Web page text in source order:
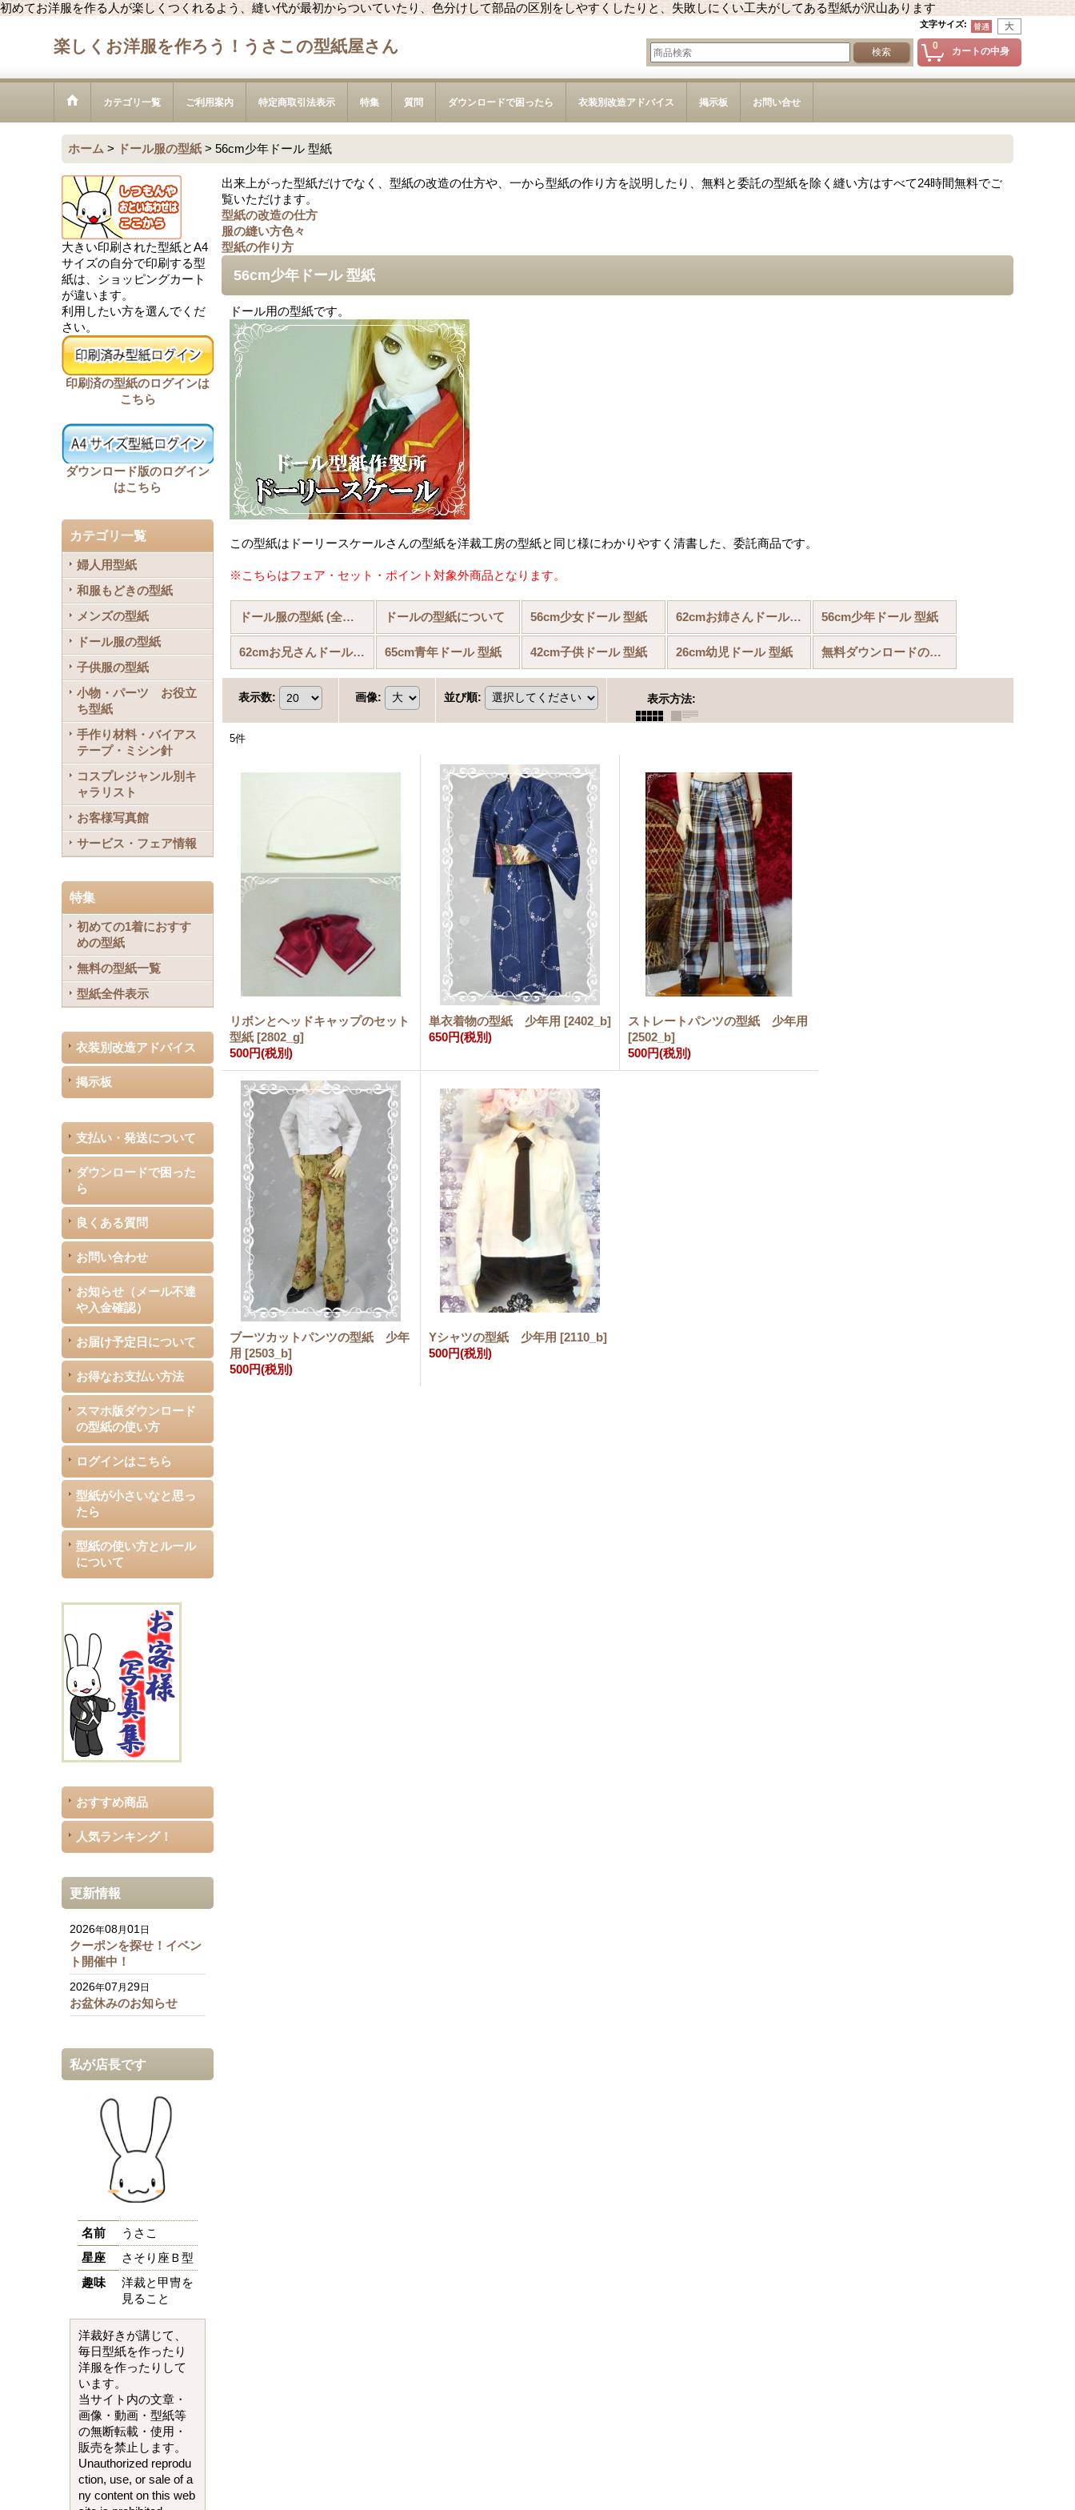
初めてお洋服を作る人が楽しくつくれるよう、縫い代が最初からついていたり、色分けして部品の区別をしやすくしたりと、失敗しにくい工夫がしてある型紙が沢山あります
文字サイズ:
楽しくお洋服を作ろう！うさこの型紙屋さん 0 カートの中身
カテゴリ一覧 ご利用案内 特定商取引法表示 特集 質問 ダウンロードで困ったら 衣装別改造アドバイス 掲示板 お問い合せ
ホーム > ドール服の型紙 > 56cm少年ドール 型紙
大きい印刷された型紙とA4
サイズの自分で印刷する型
紙は、ショッピングカート
が違います。
利用したい方を選んでくだ
さい。
印刷済の型紙のログインは
こちら
ダウンロード版のログイン
はこちら
カテゴリ一覧
婦人用型紙
和服もどきの型紙
メンズの型紙
ドール服の型紙
子供服の型紙
小物・パーツ お役立
ち型紙
手作り材料・バイアス
テープ・ミシン針
コスプレジャンル別キ
ャラリスト
お客様写真館
サービス・フェア情報
特集
初めての1着におすす
めの型紙
無料の型紙一覧
型紙全件表示
衣装別改造アドバイス
掲示板
支払い・発送について
ダウンロードで困った
ら
良くある質問
お問い合わせ
お知らせ（メール不達
や入金確認）
お届け予定日について
お得なお支払い方法
スマホ版ダウンロード
の型紙の使い方
ログインはこちら
型紙が小さいなと思っ
たら
型紙の使い方とルール
について
おすすめ商品
人気ランキング！
更新情報
2026年08月01 日
クーポンを探せ！イベン
ト開催中！
2026年07 月 29日
お盆休みのお知らせ
私が店長です
名前
うさこ
星座
さそり座Ｂ型
趣味
洋裁と甲冑を
見ること
洋裁好きが講じて、
毎日型紙を作ったり
洋服を作ったりして
います。
当サイト内の文章・
画像・動画・型紙等
の無断転載・使用・
販売を禁止します。
Unauthorized reprodu
ction, use, or sale of a
ny content on this web
出来上がった型紙だけでなく、型紙の改造の仕方や、一から型紙の作り方を説明したり、無料と委託の型紙を除く縫い方はすべて24時間無料でご
覧いただけます。
型紙の改造の仕方
服の縫い方色々
型紙の作り方
56cm少年ドール 型紙
ドール用の型紙です。
この型紙はドーリースケールさんの型紙を洋裁工房の型紙と同じ様にわかりやすく清書した、委託商品です。
※こちらはフェア・セット・ポイント対象外商品となります。
ドール服の型紙 (全商品) ドールの型紙について 56cm少女ドール 型紙 62cmお姉さんドール 型紙 56cm少年ドール 型紙
62cmお兄さんドール 型紙 65cm青年ドール 型紙 42cm子供ドール 型紙 26cm幼児ドール 型紙 無料ダウンロードの型紙
表示数: 画像: 並び順: 表示方法:
5件
リボンとヘッドキャップのセット
型紙 [2802_g]
500円(税別)
単衣着物の型紙 少年用 [2402_b]
650円(税別)
ストレートパンツの型紙 少年用
[2502_b]
500円(税別)
ブーツカットパンツの型紙 少年
用 [2503_b]
500円(税別)
Yシャツの型紙 少年用 [2110_b]
500円(税別)